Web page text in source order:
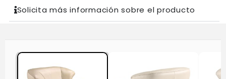
Solicita más información sobre el producto